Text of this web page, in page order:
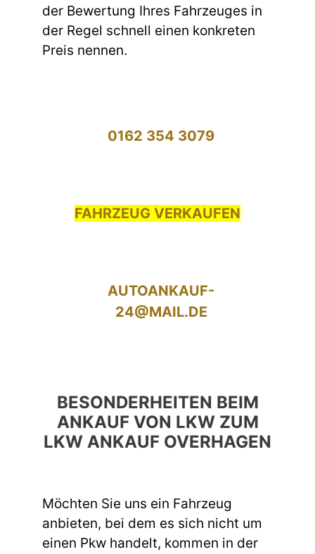
der Bewertung Ihres Fahrzeuges in
der Regel schnell einen konkreten
Preis nennen.
0162 354 3079
FAHRZEUG VERKAUFEN
AUTOANKAUF-
24@MAIL.DE
BESONDERHEITEN BEIM
ANKAUF VON LKW ZUM
LKW ANKAUF OVERHAGEN
Möchten Sie uns ein Fahrzeug
anbieten, bei dem es sich nicht um
einen Pkw handelt, kommen in der